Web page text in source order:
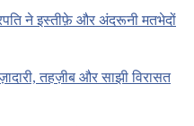
ने इस्तीफ़े और अंदरूनी मतभेदों
तहज़ीब और साझी विरासत